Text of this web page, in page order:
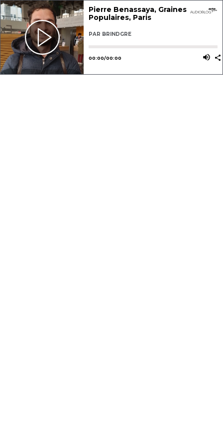
Pierre Benassaya, Graines
Populaires, Paris
PAR BRINDGRE
Utilisez les flèches gauche ou
00:00/00:00